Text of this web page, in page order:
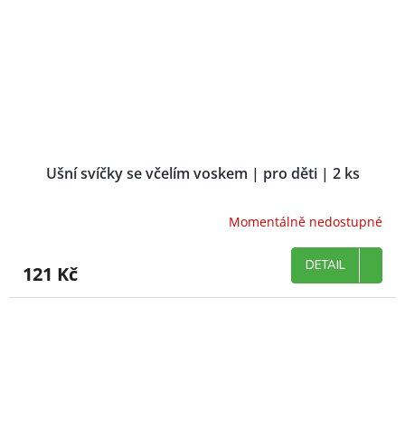
Ušní svíčky se včelím voskem | pro děti | 2 ks
Momentálně nedostupné
121 Kč DETAIL